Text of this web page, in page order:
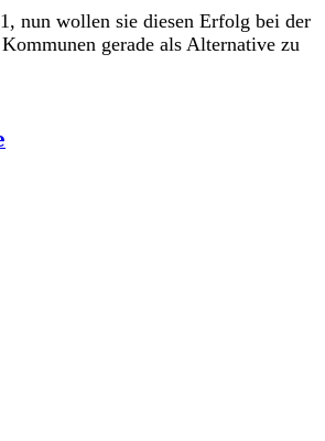
nun wollen sie diesen Erfolg bei der
gerade als Alternative zu